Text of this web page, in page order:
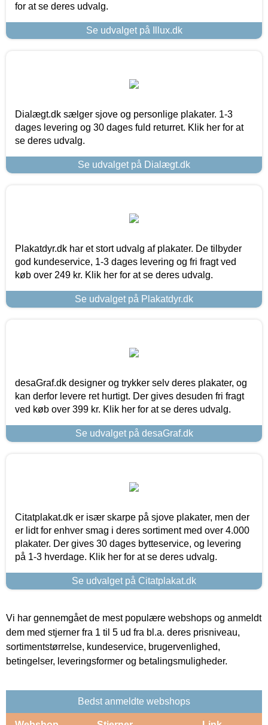
for at se deres udvalg.
Se udvalget på Illux.dk
Dialægt.dk sælger sjove og personlige plakater. 1-3
dages levering og 30 dages fuld returret. Klik her for at
se deres udvalg.
Se udvalget på Dialægt.dk
Plakatdyr.dk har et stort udvalg af plakater. De tilbyder
god kundeservice, 1-3 dages levering og fri fragt ved
køb over 249 kr. Klik her for at se deres udvalg.
Se udvalget på Plakatdyr.dk
desaGraf.dk designer og trykker selv deres plakater, og
kan derfor levere ret hurtigt. Der gives desuden fri fragt
ved køb over 399 kr. Klik her for at se deres udvalg.
Se udvalget på desaGraf.dk
Citatplakat.dk er især skarpe på sjove plakater, men der
er lidt for enhver smag i deres sortiment med over 4.000
plakater. Der gives 30 dages bytteservice, og levering
på 1-3 hverdage. Klik her for at se deres udvalg.
Se udvalget på Citatplakat.dk
Vi har gennemgået de mest populære webshops og anmeldt
dem med stjerner fra 1 til 5 ud fra bl.a. deres prisniveau,
sortimentstørrelse, kundeservice, brugervenlighed,
betingelser, leveringsformer og betalingsmuligheder.
Bedst anmeldte webshops